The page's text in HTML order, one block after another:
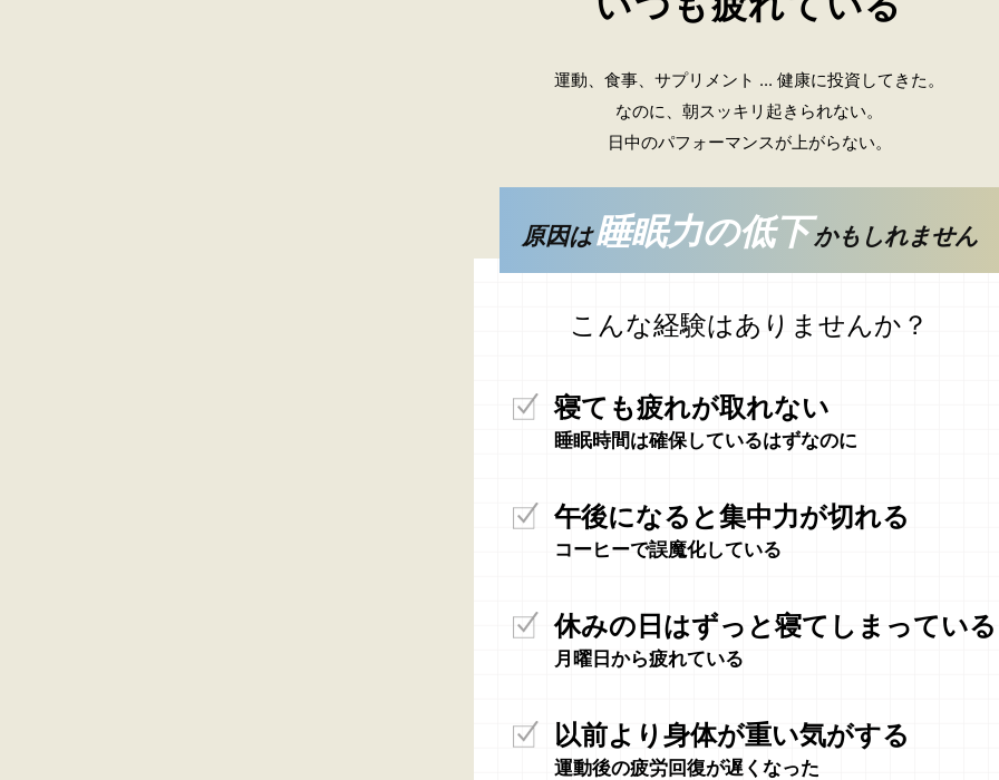
運動、食事、サプリメント ... 健康に投資してきた。
なのに、朝スッキリ起きられない。
日中のパフォーマンスが上がらない。
原因は睡眠力の低下かもしれません
こんな経験はありませんか？
寝ても疲れが取れない
睡眠時間は確保しているはずなのに
午後になると集中力が切れる
コーヒーで誤魔化している
休みの日はずっと寝てしまっている
月曜日から疲れている
以前より身体が重い気がする
運動後の疲労回復が遅くなった